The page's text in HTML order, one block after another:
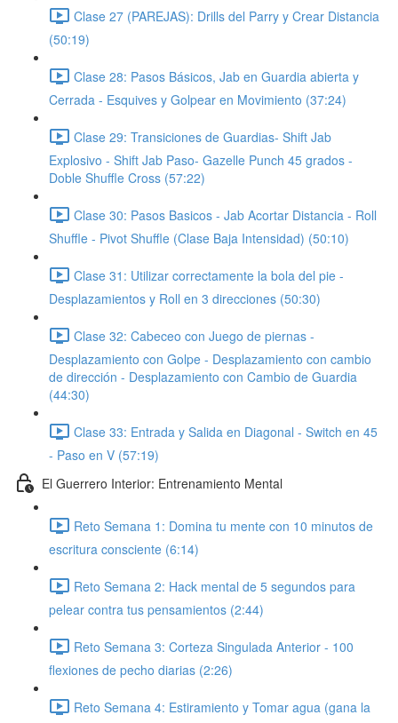
Clase 27 (PAREJAS): Drills del Parry y Crear Distancia
(50:19)
Clase 28: Pasos Básicos, Jab en Guardia abierta y
Cerrada - Esquives y Golpear en Movimiento (37:24)
Clase 29: Transiciones de Guardias- Shift Jab
Explosivo - Shift Jab Paso- Gazelle Punch 45 grados -
Doble Shuffle Cross (57:22)
Clase 30: Pasos Basicos - Jab Acortar Distancia - Roll
Shuffle - Pivot Shuffle (Clase Baja Intensidad) (50:10)
Clase 31: Utilizar correctamente la bola del pie -
Desplazamientos y Roll en 3 direcciones (50:30)
Clase 32: Cabeceo con Juego de piernas -
Desplazamiento con Golpe - Desplazamiento con cambio
de dirección - Desplazamiento con Cambio de Guardia
(44:30)
Clase 33: Entrada y Salida en Diagonal - Switch en 45
- Paso en V (57:19)
El Guerrero Interior: Entrenamiento Mental
Reto Semana 1: Domina tu mente con 10 minutos de
escritura consciente (6:14)
Reto Semana 2: Hack mental de 5 segundos para
pelear contra tus pensamientos (2:44)
Reto Semana 3: Corteza Singulada Anterior - 100
flexiones de pecho diarias (2:26)
Reto Semana 4: Estiramiento y Tomar agua (gana la